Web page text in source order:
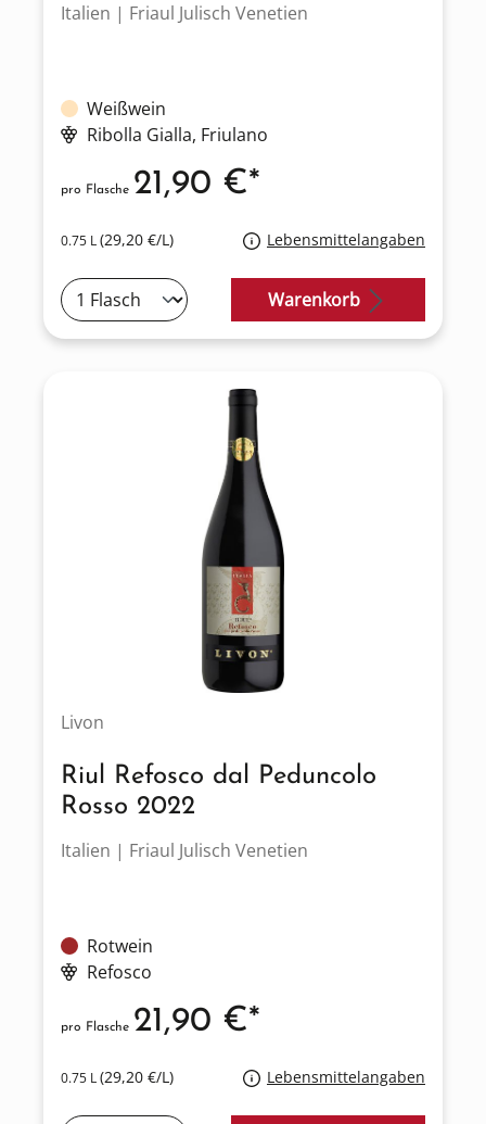
Italien | Friaul Julisch Venetien
Weißwein
Ribolla Gialla, Friulano
0.75 L(29,20 €/L) Lebensmittelangaben
pro Flasche 21,90 €*
Warenkorb
Livon
Riul Refosco dal Peduncolo
Rosso 2022
Italien | Friaul Julisch Venetien
Rotwein
Refosco
0.75 L(29,20 €/L) Lebensmittelangaben
pro Flasche 21,90 €*